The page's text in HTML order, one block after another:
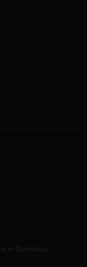
in Germania